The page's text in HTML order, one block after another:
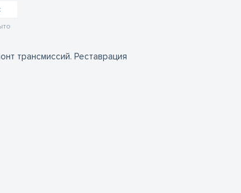
трансмиссий. Реставрация